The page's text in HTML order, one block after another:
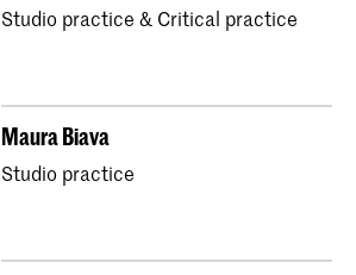
Studio practice & Critical practice
Maura Biava
Studio practice